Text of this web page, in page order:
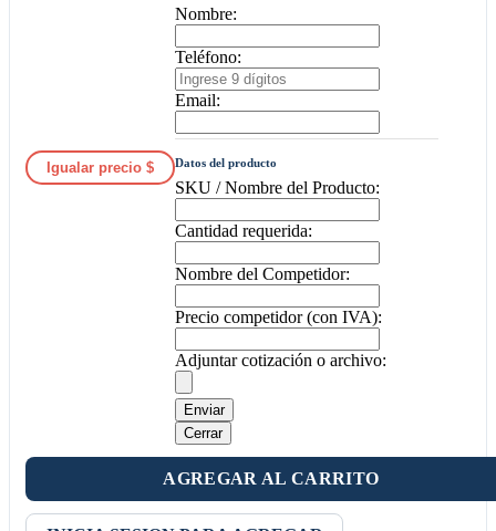
Igualar precio $
Nombre:
Teléfono:
Email:
Datos del producto
SKU / Nombre del Producto:
Cantidad requerida:
Nombre del Competidor:
Precio competidor (con IVA):
Adjuntar cotización o archivo:
Enviar
Cerrar
AGREGAR AL CARRITO